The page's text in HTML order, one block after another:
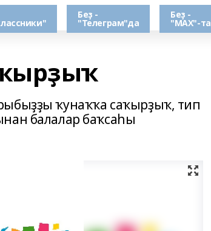
Беҙ -
"Телеграм"да
Беҙ -
"МАХ"-та
ҡунаҡҡа саҡырҙыҡ, тип
балалар баҡсаһы